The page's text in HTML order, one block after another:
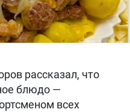
рассказал, что
блюдо —
всех